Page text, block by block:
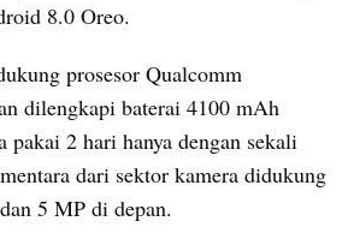
8.0 Oreo.
prosesor Qualcomm
dilengkapi baterai 4100 mAh
pakai 2 hari hanya dengan sekali
dari sektor kamera didukung
5 MP di depan.